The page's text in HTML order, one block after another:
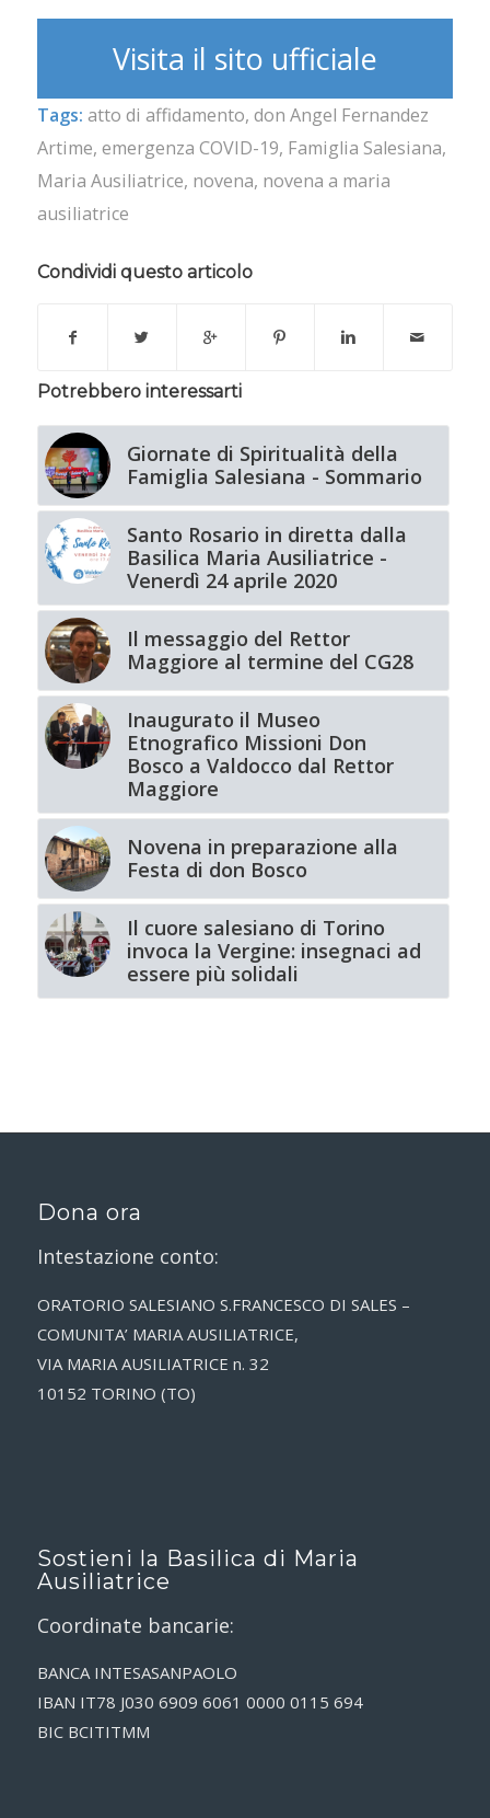
Visita il sito ufficiale
Tags: atto di affidamento, don Angel Fernandez
Artime, emergenza COVID-19, Famiglia Salesiana,
Maria Ausiliatrice, novena, novena a maria
ausiliatrice
Condividi questo articolo
Potrebbero interessarti
Giornate di Spiritualità della
Famiglia Salesiana - Sommario
Santo Rosario in diretta dalla
Basilica Maria Ausiliatrice -
Venerdì 24 aprile 2020
Il messaggio del Rettor
Maggiore al termine del CG28
Inaugurato il Museo
Etnografico Missioni Don
Bosco a Valdocco dal Rettor
Maggiore
Novena in preparazione alla
Festa di don Bosco
Il cuore salesiano di Torino
invoca la Vergine: insegnaci ad
essere più solidali
Dona ora
Intestazione conto:
ORATORIO SALESIANO S.FRANCESCO DI SALES –
COMUNITA’ MARIA AUSILIATRICE,
VIA MARIA AUSILIATRICE n. 32
10152 TORINO (TO)
Sostieni la Basilica di Maria
Ausiliatrice
Coordinate bancarie:
BANCA INTESASANPAOLO
IBAN IT78 J030 6909 6061 0000 0115 694
BIC BCITITMM